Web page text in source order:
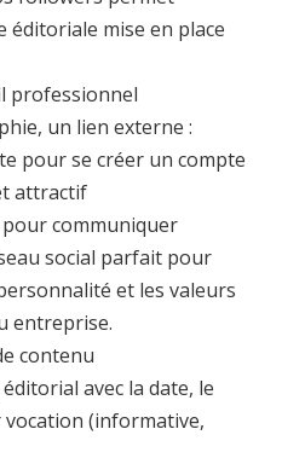
éditoriale mise en place
professionnel
un lien externe :
pour se créer un compte
attractif
communiquer
social parfait pour
et les valeurs
entreprise.
contenu
avec la date, le
(informative,